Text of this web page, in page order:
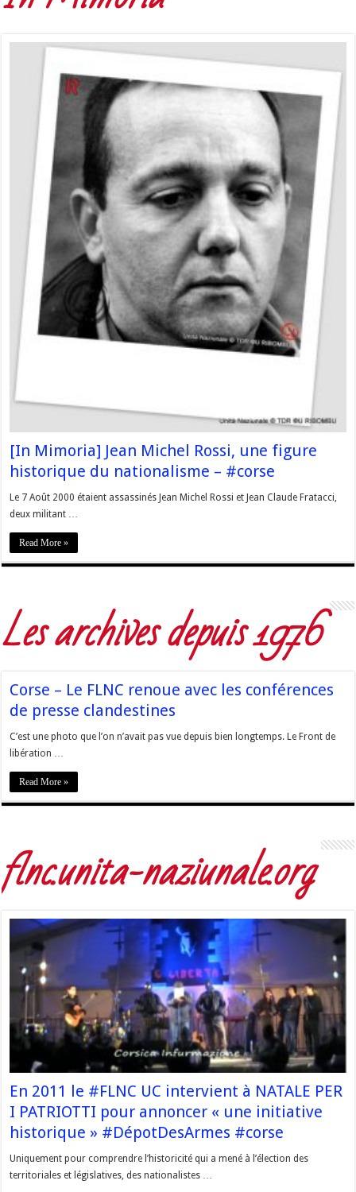
[In Mimoria] Jean Michel Rossi, une figure
historique du nationalisme – #corse
Le 7 Août 2000 étaient assassinés Jean Michel Rossi et Jean Claude Fratacci,
deux militant …
Read More »
Les archives depuis 1976
Corse – Le FLNC renoue avec les conférences
de presse clandestines
C’est une photo que l’on n’avait pas vue depuis bien longtemps. Le Front de
libération …
Read More »
flnc.unita-naziunale.org
En 2011 le #FLNC UC intervient à NATALE PER
I PATRIOTTI pour annoncer « une initiative
historique » #DépotDesArmes #corse
Uniquement pour comprendre l’historicité qui a mené à l’élection des
territoriales et législatives, des nationalistes …